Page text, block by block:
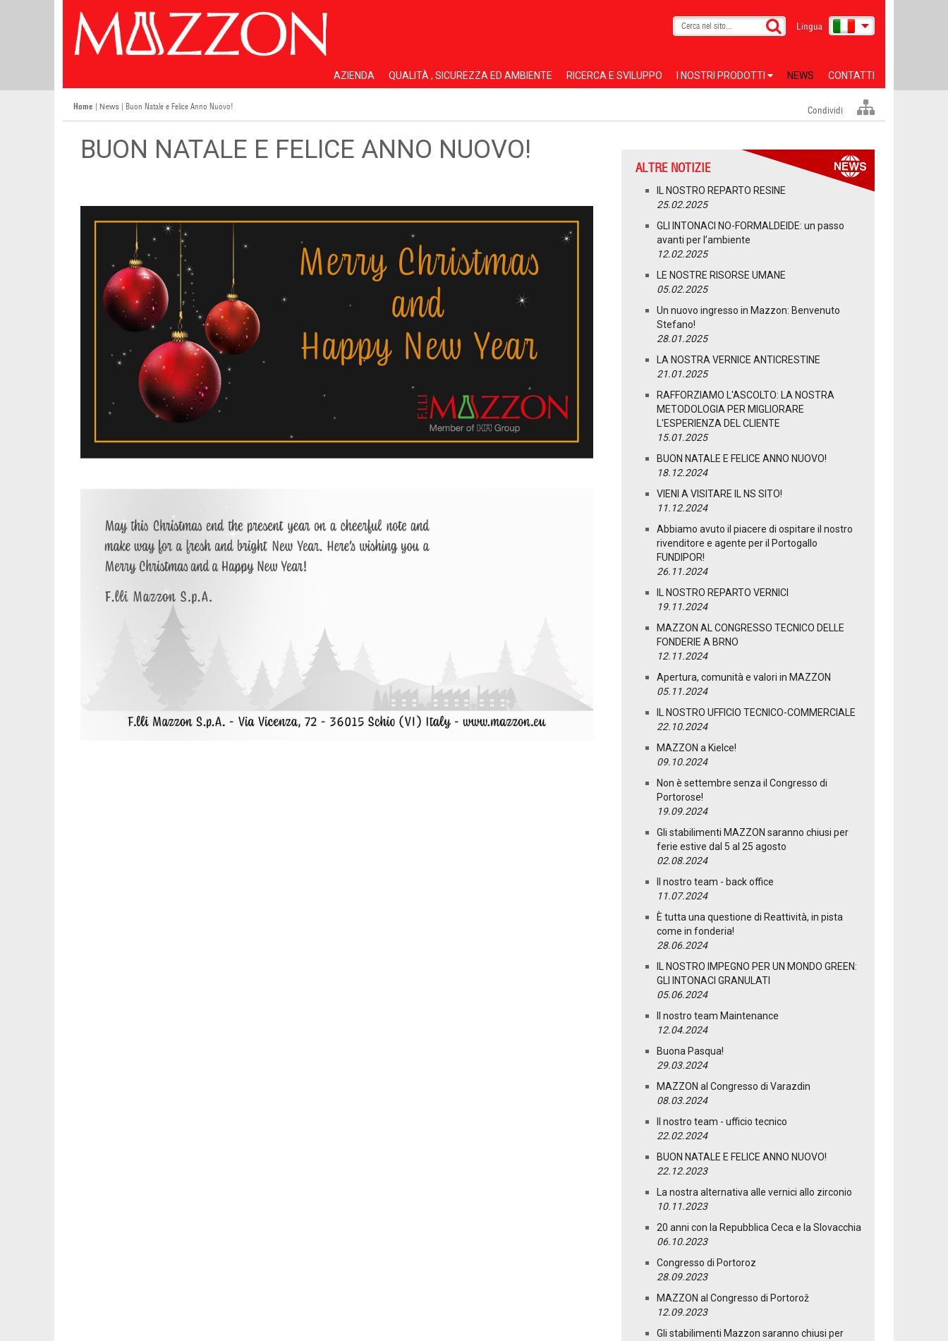
Lingua
AZIENDA QUALITÀ , SICUREZZA ED AMBIENTE RICERCA E SVILUPPO I NOSTRI PRODOTTI NEWS CONTATTI
Home News | Buon Natale e Felice Anno Nuovo! Condividi
BUON NATALE E FELICE ANNO NUOVO!
ALTRE NOTIZIE
IL NOSTRO REPARTO RESINE
25.02.2025
GLI INTONACI NO-FORMALDEIDE: un passo
avanti per l’ambiente
12.02.2025
LE NOSTRE RISORSE UMANE
05.02.2025
Un nuovo ingresso in Mazzon: Benvenuto
Stefano!
28.01.2025
LA NOSTRA VERNICE ANTICRESTINE
21.01.2025
RAFFORZIAMO L'ASCOLTO: LA NOSTRA
METODOLOGIA PER MIGLIORARE
L'ESPERIENZA DEL CLIENTE
15.01.2025
BUON NATALE E FELICE ANNO NUOVO!
18.12.2024
VIENI A VISITARE IL NS SITO!
11.12.2024
Abbiamo avuto il piacere di ospitare il nostro
rivenditore e agente per il Portogallo
FUNDIPOR!
26.11.2024
IL NOSTRO REPARTO VERNICI
19.11.2024
MAZZON AL CONGRESSO TECNICO DELLE
FONDERIE A BRNO
12.11.2024
Apertura, comunità e valori in MAZZON
05.11.2024
IL NOSTRO UFFICIO TECNICO-COMMERCIALE
22.10.2024
MAZZON a Kielce!
09.10.2024
Non è settembre senza il Congresso di
Portorose!
19.09.2024
Gli stabilimenti MAZZON saranno chiusi per
ferie estive dal 5 al 25 agosto
02.08.2024
Il nostro team - back office
11.07.2024
È tutta una questione di Reattività, in pista
come in fonderia!
28.06.2024
IL NOSTRO IMPEGNO PER UN MONDO GREEN:
GLI INTONACI GRANULATI
05.06.2024
Il nostro team Maintenance
12.04.2024
Buona Pasqua!
29.03.2024
MAZZON al Congresso di Varazdin
08.03.2024
Il nostro team - ufficio tecnico
22.02.2024
BUON NATALE E FELICE ANNO NUOVO!
22.12.2023
La nostra alternativa alle vernici allo zirconio
10.11.2023
20 anni con la Repubblica Ceca e la Slovacchia
06.10.2023
Congresso di Portoroz
28.09.2023
MAZZON al Congresso di Portorož
12.09.2023
Gli stabilimenti Mazzon saranno chiusi per